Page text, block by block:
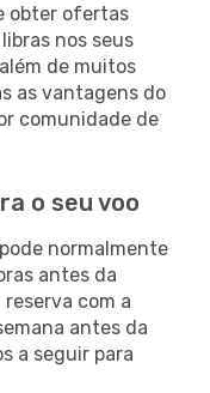
obter ofertas
nos seus
de muitos
as vantagens do
comunidade de
o seu voo
normalmente
antes da
com a
antes da
a seguir para